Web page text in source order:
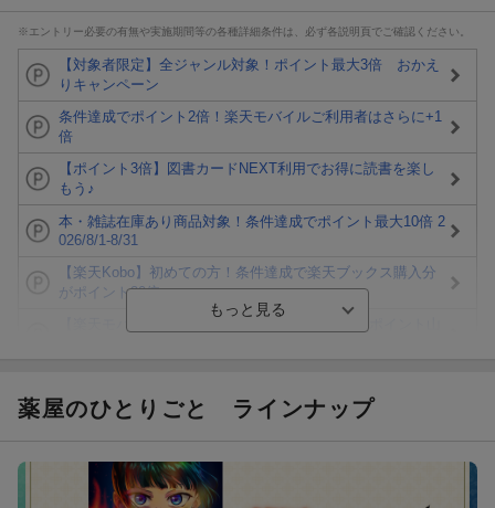
※エントリー必要の有無や実施期間等の各種詳細条件は、必ず各説明頁でご確認ください。
【対象者限定】全ジャンル対象！ポイント最大3倍 おかえ
りキャンペーン
条件達成でポイント2倍！楽天モバイルご利用者はさらに+1
倍
【ポイント3倍】図書カードNEXT利用でお得に読書を楽し
もう♪
本・雑誌在庫あり商品対象！条件達成でポイント最大10倍 2
026/8/1-8/31
【楽天Kobo】初めての方！条件達成で楽天ブックス購入分
がポイント20倍
ト山分け
楽天モバイル紹介キャンペーンの拡散で300円OFFクーポン
薬屋のひとりごと ラインナップ